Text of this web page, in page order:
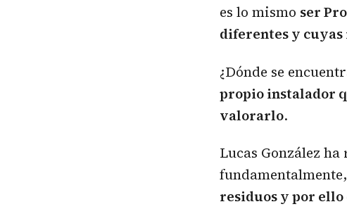
es lo mismo ser
diferentes y cuyas
¿Dónde se
propio instalador
valorarlo.
Lucas González ha
residuos y por ello